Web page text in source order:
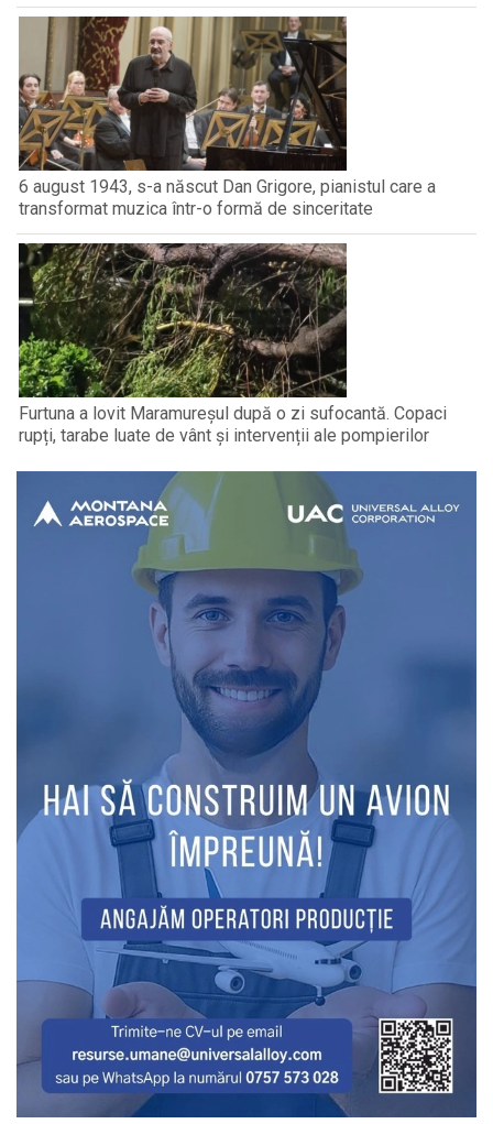
6 august 1943, s-a născut Dan Grigore, pianistul care a
transformat muzica într-o formă de sinceritate
Furtuna a lovit Maramureșul după o zi sufocantă. Copaci
rupți, tarabe luate de vânt și intervenții ale pompierilor